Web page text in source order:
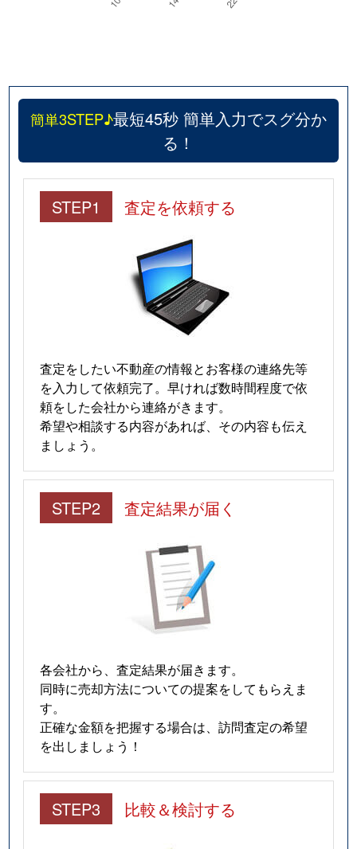
簡単3STEP♪最短45秒 簡単入力でスグ分か
る！
STEP1 査定を依頼する
査定をしたい不動産の情報とお客様の連絡先等
を入力して依頼完了。早ければ数時間程度で依
頼をした会社から連絡がきます。
希望や相談する内容があれば、その内容も伝え
ましょう。
STEP2 査定結果が届く
各会社から、査定結果が届きます。
同時に売却方法についての提案をしてもらえま
す。
正確な金額を把握する場合は、訪問査定の希望
を出しましょう！
STEP3 比較＆検討する